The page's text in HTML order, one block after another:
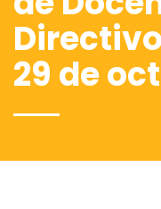
29 de